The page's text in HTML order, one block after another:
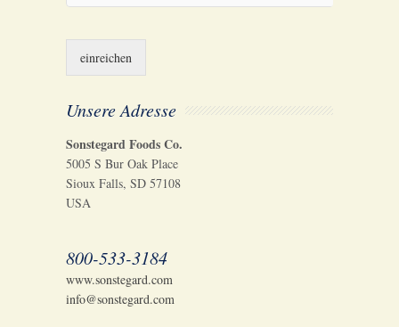
einreichen
Unsere Adresse
Sonstegard Foods Co.
5005 S Bur Oak Place
Sioux Falls, SD 57108
USA
800-533-3184
www.sonstegard.com
info@sonstegard.com